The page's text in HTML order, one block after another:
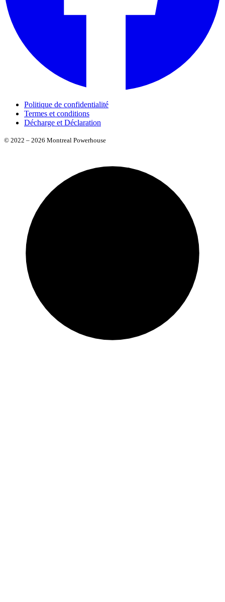
Politique de confidentialité
Termes et conditions
Décharge et Déclaration
© 2022 – 2026 Montreal Powerhouse